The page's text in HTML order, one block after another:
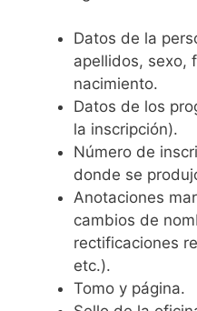
Datos de la
apellidos, sexo,
nacimiento.
Datos de los
la inscripción).
Número de
donde se
Anotaciones
cambios de
rectificaciones
etc.).
Tomo y página.